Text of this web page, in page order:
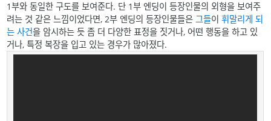
1부와 동일한 구도를 보여준다. 단 1부 엔딩이 등장인물의 외형을 보여주
려는 것 같은 느낌이었다면, 2부 엔딩의 등장인물들은그들이휘말리게 되
는 사건을 암시하는 듯 좀 더 다양한 표정을 짓거나, 어떤 행동을 하고 있
거나, 특정 복장을 입고 있는 경우가 많아졌다.